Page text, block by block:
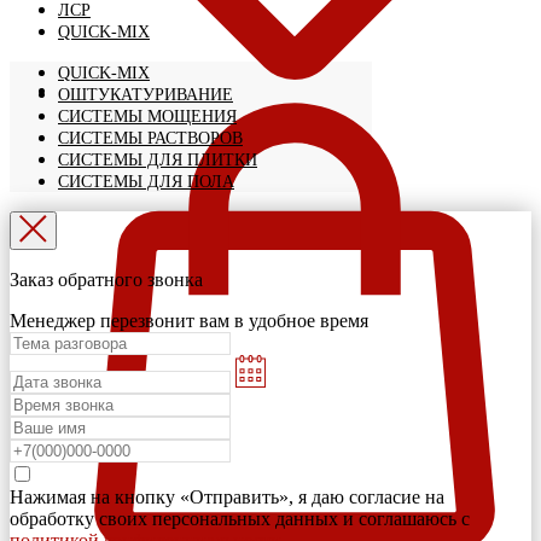
ЛСР
QUICK-MIX
QUICK-MIX
ОШТУКАТУРИВАНИЕ
СИСТЕМЫ МОЩЕНИЯ
СИСТЕМЫ РАСТВОРОВ
СИСТЕМЫ ДЛЯ ПЛИТКИ
СИСТЕМЫ ДЛЯ ПОЛА
Заказ обратного звонка
Менеджер перезвонит вам в удобное время
Нажимая на кнопку «Отправить», я даю согласие на
обработку своих персональных данных и соглашаюсь с